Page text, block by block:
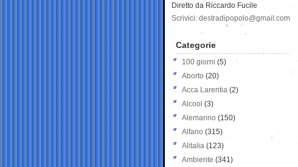
Diretto da Riccardo Fucile
Scrivici: destradipopolo@gmail.com
Categorie
100 giorni (5)
Aborto (20)
Acca Larentia (2)
Alcool (3)
Alemanno (150)
Alfano (315)
Alitalia (123)
Ambiente (341)